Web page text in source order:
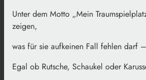
Unter dem Motto „Mein
zeigen,
was für sie aufkeinen Fall fehlen darf –
Egal ob Rutsche, Schaukel oder